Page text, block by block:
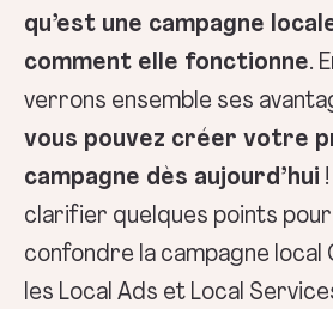
qu’est une campagne
comment elle fonctionne.
verrons ensemble ses
vous pouvez créer votre
campagne dès aujourd’hui
clarifier quelques points
confondre la campagne local
les Local Ads et Local